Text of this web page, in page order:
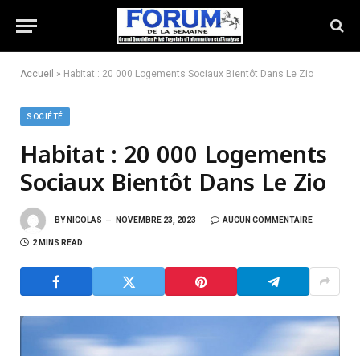
Accueil » Habitat : 20 000 Logements Sociaux Bientôt Dans Le Zio
SOCIÉTÉ
Habitat : 20 000 Logements
Sociaux Bientôt Dans Le Zio
BY NICOLAS NOVEMBRE 23, 2023 AUCUN COMMENTAIRE
2 MINS READ